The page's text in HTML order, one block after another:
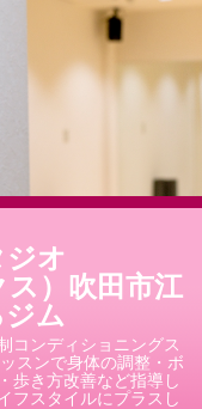
オ
）吹田市江
ム
コンディショニングス
スンで身体の調整・ボ
歩き方改善など指導し
フスタイルにプラスし